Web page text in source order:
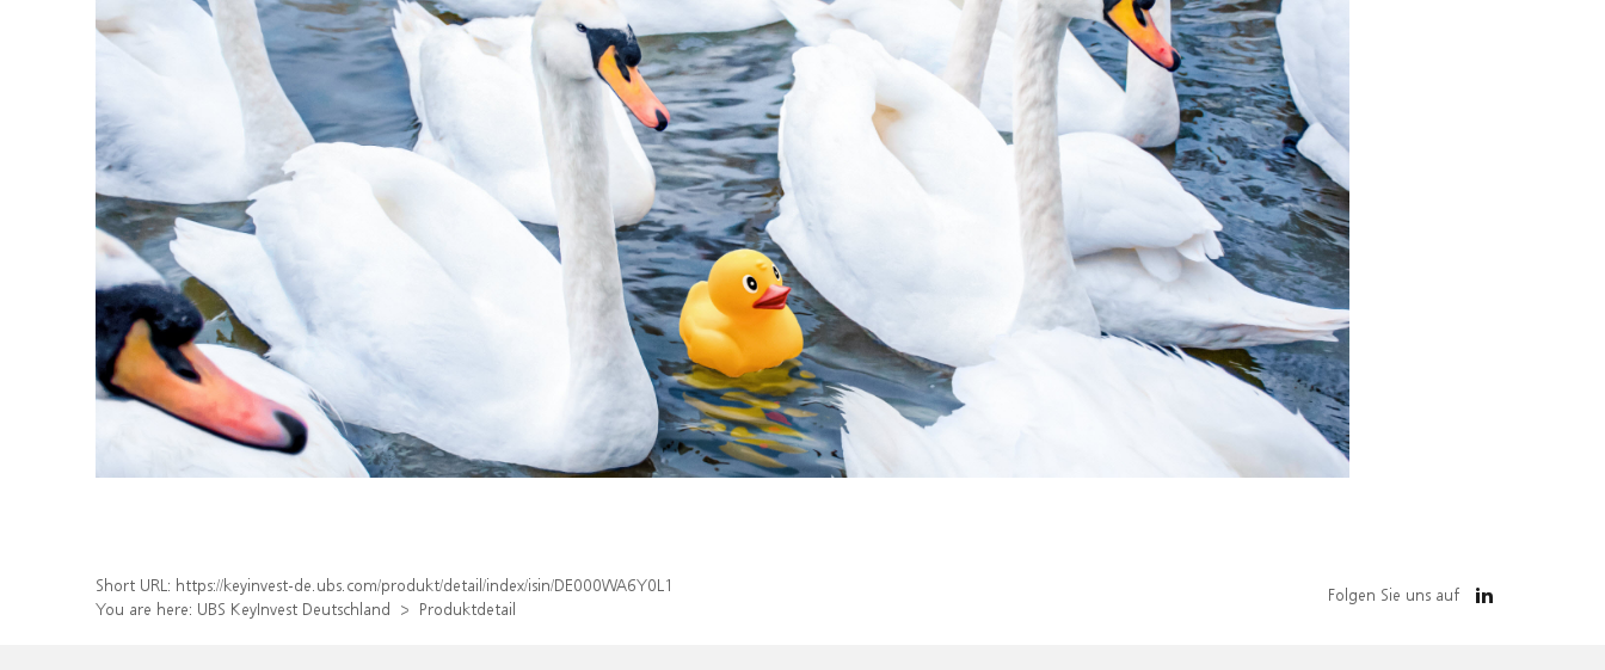
Short URL: https://keyinvest-de.ubs.com/produkt/detail/index/isin/DE000WA6Y0L1
You are here: UBS KeyInvest Deutschland Produktdetail
Folgen Sie uns auf